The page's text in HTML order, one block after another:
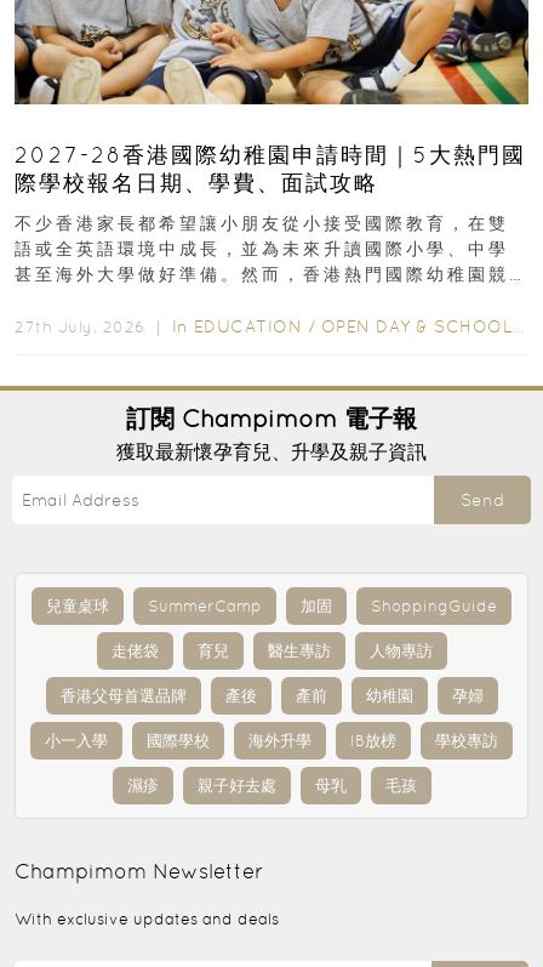
2027-28香港國際幼稚園申請時間｜5大熱門國
際學校報名日期、學費、面試攻略
不少香港家長都希望讓小朋友從小接受國際教育，在雙
語或全英語環境中成長，並為未來升讀國際小學、中學
甚至海外大學做好準備。然而，香港熱門國際幼稚園競
27th July, 2026 ｜ In EDUCATION / OPEN DAY & SCHOOL EVENTS
訂閱 Champimom 電子報
獲取最新懷孕育兒、升學及親子資訊
Send
兒童桌球 SummerCamp 加固 ShoppingGuide
走佬袋 育兒 醫生專訪 人物專訪
香港父母首選品牌 產後 產前 幼稚園 孕婦
小一入學 國際學校 海外升學 IB放榜 學校專訪
濕疹 親子好去處 母乳 毛孩
Champimom Newsletter
With exclusive updates and deals